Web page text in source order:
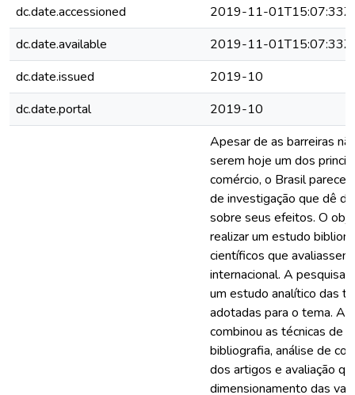
dc.date.accessioned
2019-11-01T15:07:33Z
dc.date.available
2019-11-01T15:07:33Z
dc.date.issued
2019-10
dc.date.portal
2019-10
Apesar de as barreiras
serem hoje um dos
comércio, o Brasil parece
de investigação que dê
sobre seus efeitos. O
realizar um estudo
científicos que
internacional. A pesquisa
um estudo analítico das
adotadas para o tema. A
combinou as técnicas de
bibliografia, análise de
dos artigos e avaliação
dimensionamento das